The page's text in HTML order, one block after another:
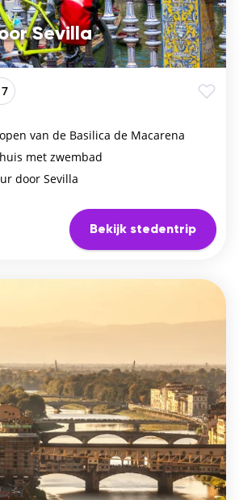
Sevilla
7
van de Basilica de Macarena
met zwembad
door Sevilla
Bekijk stedentrip